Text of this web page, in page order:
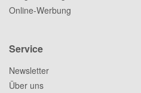
Online-Werbung
Service
Newsletter
Über uns